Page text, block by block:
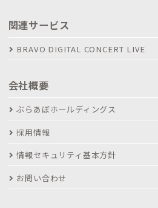
関連サービス
BRAVO DIGITAL CONCERT LIVE
会社概要
ぶらあぼホールディングス
採用情報
情報セキュリティ基本方針
お問い合わせ